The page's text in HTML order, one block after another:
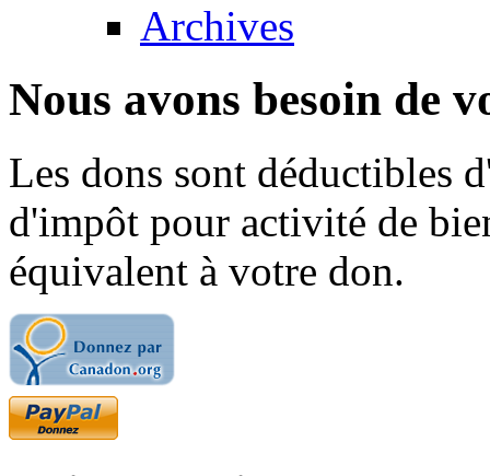
Archives
Nous avons besoin de
Les dons sont déductibles
d'impôt pour activité de
équivalent à votre don.